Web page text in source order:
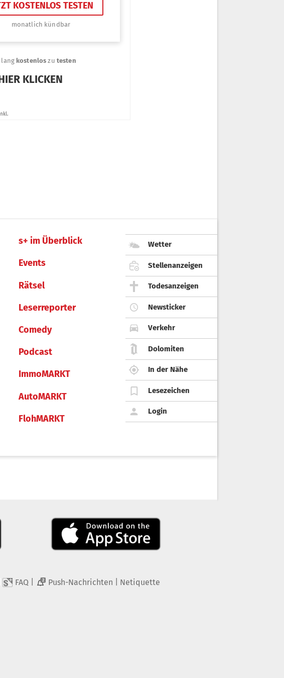
s+ im Überblick
Events
Rätsel
Leserreporter
Comedy
Podcast
ImmoMARKT
AutoMARKT
FlohMARKT
Wetter
Stellenanzeigen
Todesanzeigen
Newsticker
Verkehr
Dolomiten
In der Nähe
Lesezeichen
Login
FAQ 2 Push-Nachrichten Netiquette